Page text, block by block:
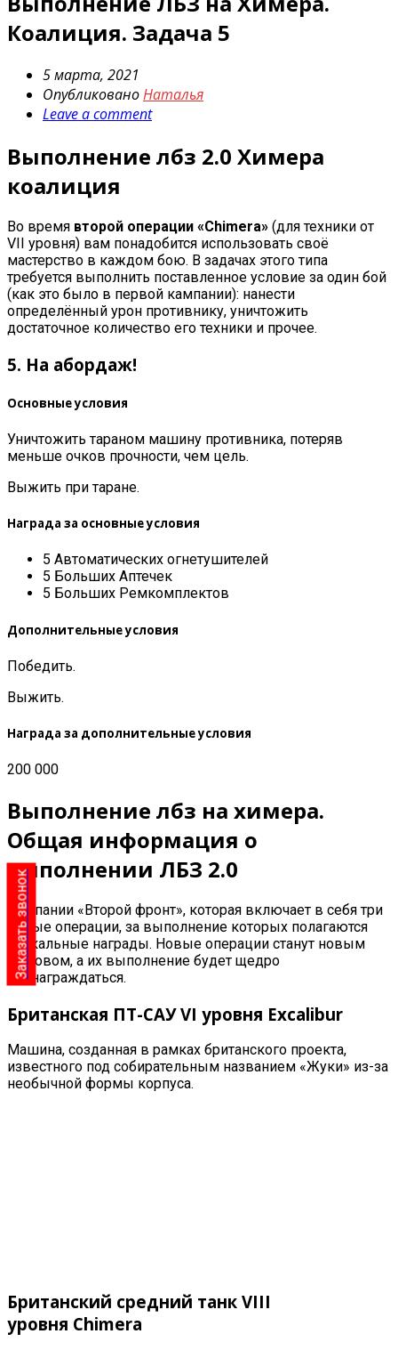
Коалиция. Задача 5
5 марта, 2021
ОпубликованоНаталья
Leave a comment
Выполнение лбз 2.0 Химера
коалиция
Во время второй операции «Chimera» (для техники от
VII уровня) вам понадобится использовать своё
мастерство в каждом бою. В задачах этого типа
требуется выполнить поставленное условие за один бой
(как это было в первой кампании): нанести
определённый урон противнику, уничтожить
достаточное количество его техники и прочее.
5. На абордаж!
Основные условия
Уничтожить тараном машину противника, потеряв
меньше очков прочности, чем цель.
Выжить при таране.
Награда за основные условия
5 Автоматических огнетушителей
5 Больших Аптечек
5 Больших Ремкомплектов
Дополнительные условия
Победить.
Выжить.
Награда за дополнительные условия
200 000
Выполнение лбз на химера.
Общая информация о
выполнении ЛБЗ 2.0
Кампании «Второй фронт», которая включает в себя три
новые операции, за выполнение которых полагаются
уникальные награды. Новые операции станут новым
вызовом, а их выполнение будет щедро
вознаграждаться.
Британская ПТ-САУ VI уровня Excalibur
Машина, созданная в рамках британского проекта,
известного под собирательным названием «Жуки» из-за
необычной формы корпуса.
Британский средний танк VIII
уровня Chimera
Заказать звонок